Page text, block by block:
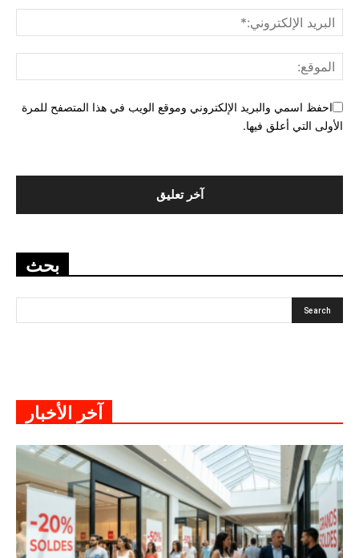
احفظ اسمي والبريد الإلكتروني وموقع الويب في هذا المتصفح للمرة
الأولى التي أعلق فيها.
بحث
آخر الأخبار